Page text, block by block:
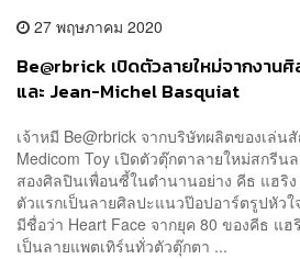
27 พฤษภาคม 2020
Be@rbrick เปิดตัวลายใหม่จากงาน
และ Jean-Michel Basquiat
เจ้าหมี Be@rbrick จากบริษัทผลิตของเล่
Medicom Toy เปิดตัวตุ๊กตาลายใหม่สกรี
สองศิลปินเพื่อนซี้ในตำนานอย่าง คีธ แฮริ
ตัวแรกเป็นลายศิลปะแนวป๊อปอาร์ตรูปหัว
มีชื่อว่า Heart Face จากยุค 80 ของคีธ แ
เป็นลายแพตเทิร์นทั่วตัวตุ๊กตา ...